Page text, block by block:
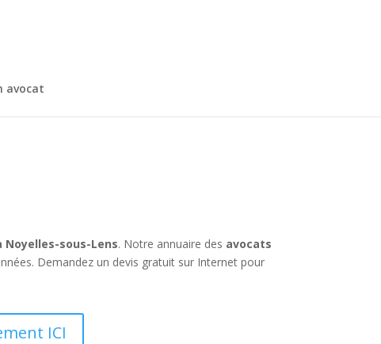
avocat
sous-Lens. Notre annuaire des avocats
Demandez un devis gratuit sur Internet pour
ICI